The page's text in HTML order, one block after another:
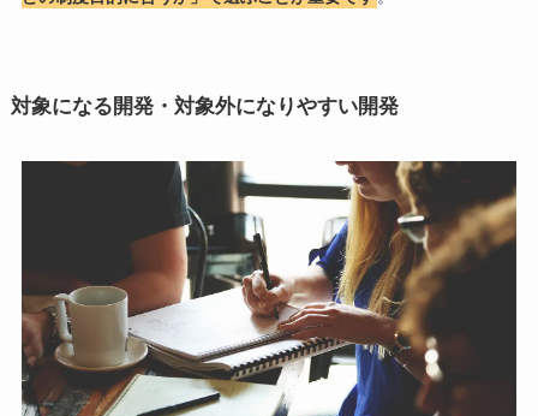
対象になる開発・対象外になりやすい開発